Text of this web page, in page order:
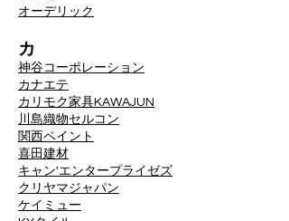
オーデリック
カ
神谷コーポレーション
カナエテ
カリモク家具KAWAJUN
川島織物セルコン
関西ペイント
喜田建材
キャン'エンタープライゼズ
クリヤマジャパン
ケイミュー